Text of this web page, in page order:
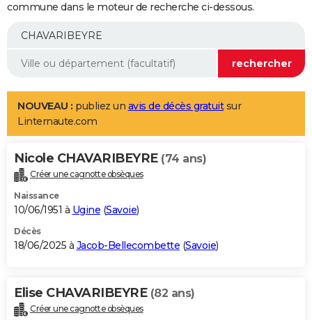
Essais
Réserver un essai
Citadines
Berlines
SUV
Forum auto
+
Mobiles
Meilleur smartphone
Internet
Ordinateurs
Jeux vidéo
Guide high-tech
Aménagement intérieur
LIFESTYLE
Art de vivre
Bien-être
Loisirs
Mode
Modes de vie
Alimentation
Guide de la santé
Maladies
Médicaments
Sommeil
VOYAGE
Destinations
City break
Voyage nature
Voyage de noces
Forum
Climat
+PHOTO
GUIDES D'ACHAT
BONS PLANS
Carte de Noël
Carte Bonne année
Carte Saint-Valentin
Carte Pâques
Carte d'anniversaire
DICTIONNAIRE
commune dans le moteur de recherche ci-dessous.
NOUVEAU : publiez un avis de décès gratuitsur
Linternaute.com
Nicole CHAVARIBEYRE (74 ans)
Créer une cagnotte obsèques
Naissance
10/06/1951 à Ugine (Savoie)
Décès
18/06/2025 à Jacob-Bellecombette (Savoie)
Elise CHAVARIBEYRE (82 ans)
Créer une cagnotte obsèques